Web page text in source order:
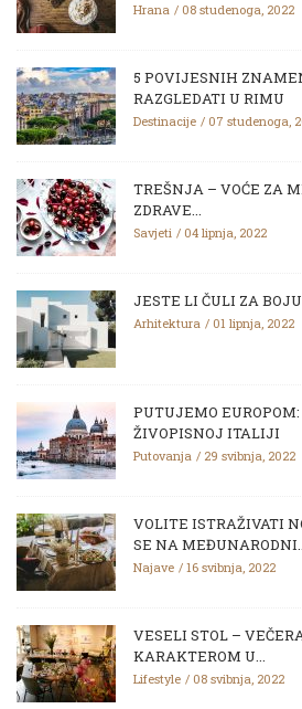
Hrana 08 studenoga, 2022
5 POVIJESNIH
RAZGLEDATI U RIMU
Destinacije 07 studenoga,
TREŠNJA – VOĆE ZA
ZDRAVE...
Savjeti 04 lipnja, 2022
JESTE LI ČULI ZA
Arhitektura 01 lipnja, 2022
PUTUJEMO
ŽIVOPISNOJ ITALIJI
Putovanja 29 svibnja, 2022
VOLITE ISTRAŽIVATI
SE NA
Najave 16 svibnja, 2022
VESELI STOL –
KARAKTEROM U...
Lifestyle 08 svibnja, 2022